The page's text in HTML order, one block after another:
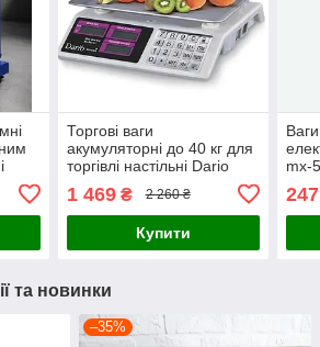
кг
Торгові ваги
акумуляторні до 40 кг для
торгівлі настільні Dario
DES-4V-40S з металевими
кнопками
1 469₴ 2 260 ₴
Купити
mx-
247
та новинки
–35%